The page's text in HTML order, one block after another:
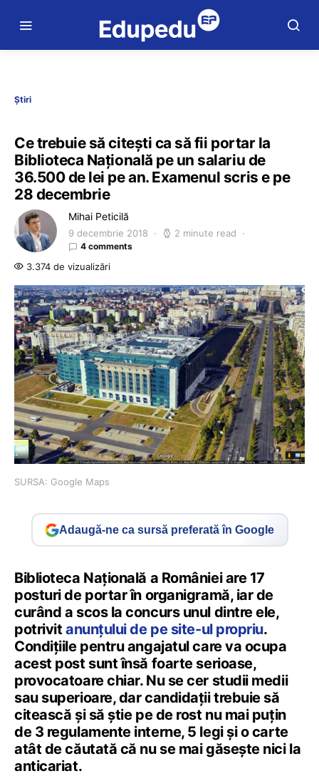
Știri
Ce trebuie să citești ca să fii portar la
Biblioteca Națională pe un salariu de
36.500 de lei pe an. Examenul scris e pe
28 decembrie
Mihai Peticilă
9 decembrie 2018 2 minute read
4 comments
3.374 de vizualizări
SURSA: Google Maps
Adaugă-ne ca sursă preferată în Google
Biblioteca Națională a României are 17
posturi de portar în organigramă, iar de
curând a scos la concurs unul dintre ele,
potrivit anunțului de pe site-ul propriu.
Condițiile pentru angajatul care va ocupa
acest post sunt însă foarte serioase,
provocatoare chiar. Nu se cer studii medii
sau superioare, dar candidații trebuie să
citească și să știe pe de rost nu mai puțin
de 3 regulamente interne, 5 legi și o carte
atât de căutată că nu se mai găsește nici la
anticariat.